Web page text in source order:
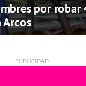
por robar